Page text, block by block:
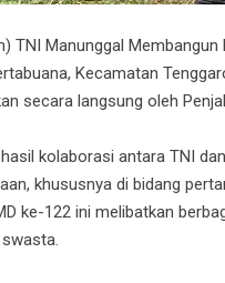
TNI Manunggal
Kecamatan
secara langsung oleh
kolaborasi antara TNI
khususnya di bidang
ke-122 ini melibatkan